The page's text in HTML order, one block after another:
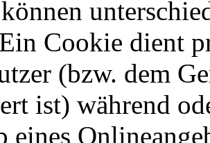
Cookie dient
(bzw. dem
ist) während
eines